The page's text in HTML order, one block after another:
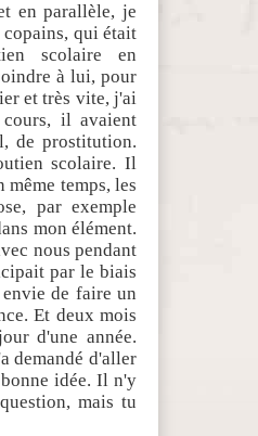
en parallèle, je
qui était
scolaire en
à lui, pour
et très vite, j'ai
il avaient
de prostitution.
scolaire. Il
temps, les
par exemple
mon élément.
nous pendant
par le biais
de faire un
Et deux mois
d'une année.
demandé d'aller
idée. Il n'y
mais tu